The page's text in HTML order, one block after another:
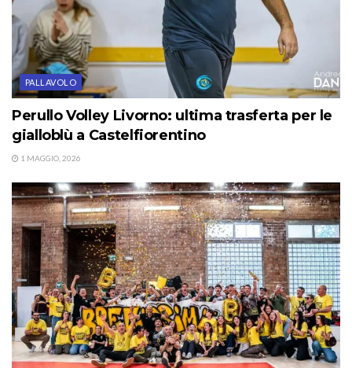
PALLAVOLO
Perullo Volley Livorno: ultima trasferta per le
gialloblù a Castelfiorentino
1 MAGGIO, 2026